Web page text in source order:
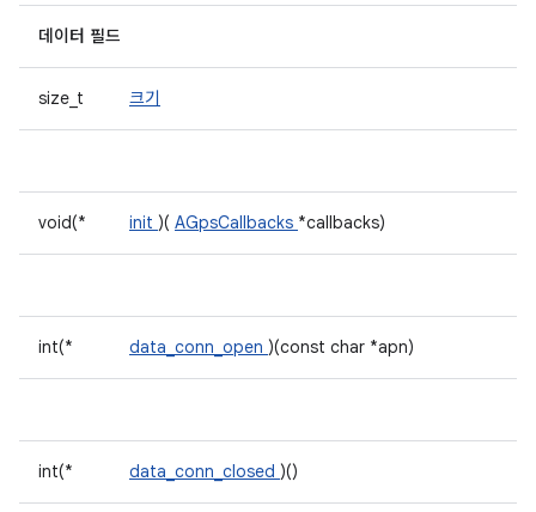
데이터 필드
size_t 크기
void(* init )( AGpsCallbacks *callbacks)
int(* data_conn_open )(const char *apn)
int(* data_conn_closed )()